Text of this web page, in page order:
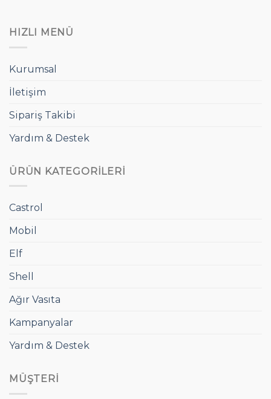
HIZLI MENÜ
Kurumsal
İletişim
Sipariş Takibi
Yardım & Destek
ÜRÜN KATEGORILERI
Castrol
Mobil
Elf
Shell
Ağır Vasıta
Kampanyalar
Yardım & Destek
MÜŞTERI